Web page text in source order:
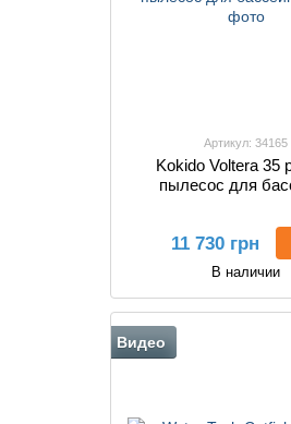
Артикул: 34165
Kokido Voltera 35
пылесос для
11 730 грн
В наличии
Видео